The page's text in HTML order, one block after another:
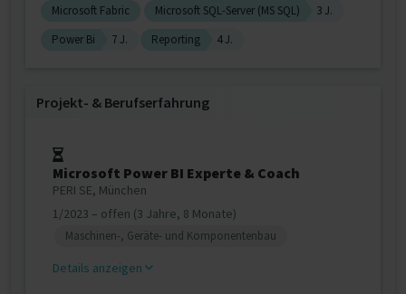
Microsoft Fabric
Microsoft SQL-Server (MS SQL)
3 J.
Power Bi
7 J. Reporting 4 J.
Projekt‐ & Berufserfahrung
Microsoft Power BI Experte & Coach
PERI SE, München
1/2023 – offen (3 Jahre, 8 Monate)
Maschinen-, Geräte- und Komponentenbau
Details anzeigen